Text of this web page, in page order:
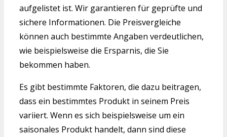
aufgelistet ist. Wir garantieren für geprüfte und
sichere Informationen. Die Preisvergleiche
können auch bestimmte Angaben verdeutlichen,
wie beispielsweise die Ersparnis, die Sie
bekommen haben.
Es gibt bestimmte Faktoren, die dazu beitragen,
dass ein bestimmtes Produkt in seinem Preis
variiert. Wenn es sich beispielsweise um ein
saisonales Produkt handelt, dann sind diese